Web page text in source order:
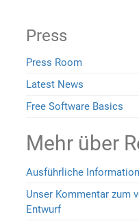
Press
Press Room
Latest News
Free Software Basics
Mehr über
Ausführliche
Unser Kommentar zum
Entwurf